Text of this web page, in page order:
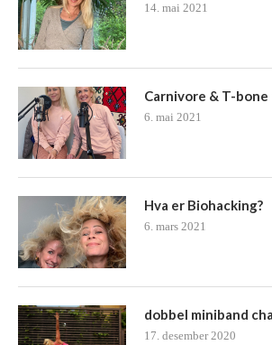
14. mai 2021
Carnivore & T-
6. mai 2021
Hva er Biohacking?
6. mars 2021
dobbel miniband
17. desember 2020